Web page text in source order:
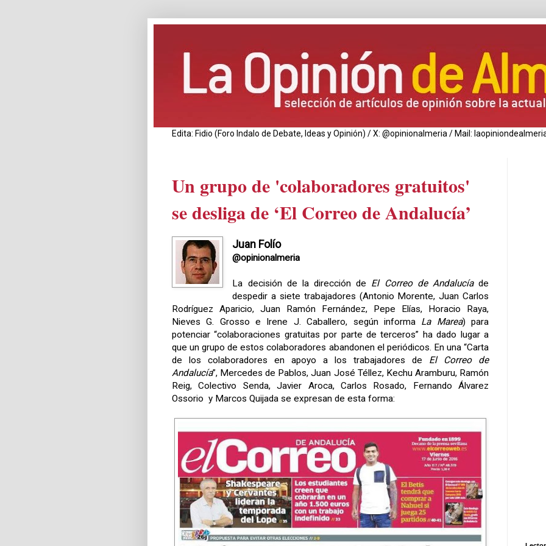
Edita: Fidio (Foro Indalo de Debate, Ideas y Opinión) / X: @opinionalmeria / Mail:
Un grupo de 'colaboradores gratuitos'
se desliga de ‘El Correo de Andalucía’
Juan Folío
@opinionalmeria
La decisión de la dirección de El Correo de Andalucíade
despedir a siete trabajadores (Antonio Morente, Juan Carlos
Rodríguez Aparicio, Juan Ramón Fernández, Pepe Elías, Horacio Raya,
Nieves G. Grosso e Irene J. Caballero, según informa La Marea) para
potenciar “colaboraciones gratuitas por parte de terceros” ha dado lugar a
que un grupo de estos colaboradores abandonen el periódicos. En una “Carta
de los colaboradores en apoyo a los trabajadores de El Correo de
Andalucía”, Mercedes de Pablos, Juan José Téllez, Kechu Aramburu, Ramón
Reig, Colectivo Senda, Javier Aroca, Carlos Rosado, Fernando Álvarez
Ossorio y Marcos Quijada se expresan de esta forma: